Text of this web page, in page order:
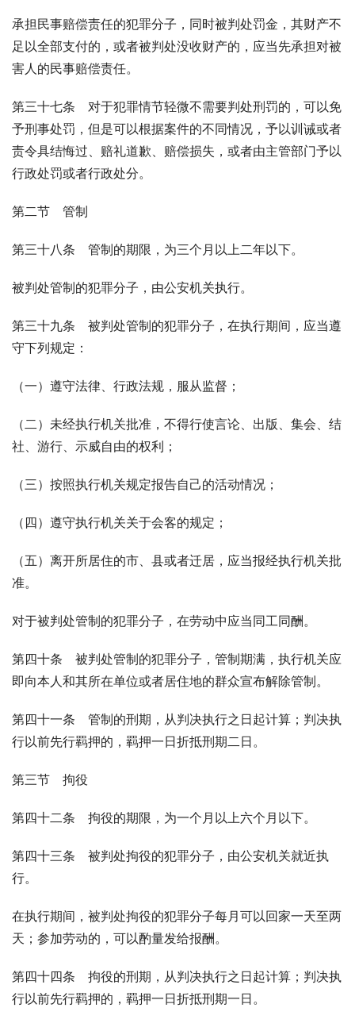
承担民事赔偿责任的犯罪分子，同时被判处罚金，其财产不
足以全部支付的，或者被判处没收财产的，应当先承担对被
害人的民事赔偿责任。
第三十七条　对于犯罪情节轻微不需要判处刑罚的，可以免
予刑事处罚，但是可以根据案件的不同情况，予以训诫或者
责令具结悔过、赔礼道歉、赔偿损失，或者由主管部门予以
行政处罚或者行政处分。
第二节　管制
第三十八条　管制的期限，为三个月以上二年以下。
被判处管制的犯罪分子，由公安机关执行。
第三十九条　被判处管制的犯罪分子，在执行期间，应当遵
守下列规定：
（一）遵守法律、行政法规，服从监督；
（二）未经执行机关批准，不得行使言论、出版、集会、结
社、游行、示威自由的权利；
（三）按照执行机关规定报告自己的活动情况；
（四）遵守执行机关关于会客的规定；
（五）离开所居住的市、县或者迁居，应当报经执行机关批
准。
对于被判处管制的犯罪分子，在劳动中应当同工同酬。
第四十条　被判处管制的犯罪分子，管制期满，执行机关应
即向本人和其所在单位或者居住地的群众宣布解除管制。
第四十一条　管制的刑期，从判决执行之日起计算；判决执
行以前先行羁押的，羁押一日折抵刑期二日。
第三节　拘役
第四十二条　拘役的期限，为一个月以上六个月以下。
第四十三条　被判处拘役的犯罪分子，由公安机关就近执
行。
在执行期间，被判处拘役的犯罪分子每月可以回家一天至两
天；参加劳动的，可以酌量发给报酬。
第四十四条　拘役的刑期，从判决执行之日起计算；判决执
行以前先行羁押的，羁押一日折抵刑期一日。